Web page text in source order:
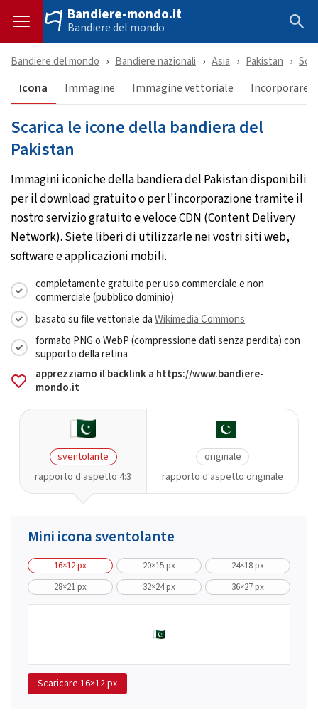
Bandiere-mondo.it
Bandiere del mondo
Bandiere del mondo Bandiere nazionali Asia Pakistan
Icona Immagine Immagine vettoriale Incorporare
Scarica le icone della bandiera del
Pakistan
Immagini iconiche della bandiera del Pakistan disponibili
per il download gratuito o per l'incorporazione tramite il
nostro servizio gratuito e veloce CDN (Content Delivery
Network). Siete liberi di utilizzarle nei vostri siti web,
software e applicazioni mobili.
completamente gratuito per uso commerciale e non
commerciale (pubblico dominio)
basato su file vettoriale daWikimedia Commons
formato PNG o WebP (compressione dati senza perdita) con
supporto della retina
apprezziamo il backlink a https://www.bandiere-
mondo.it
sventolante
rapporto d'aspetto 4:3
originale
rapporto d'aspetto originale
Mini icona sventolante
16×12 px 20×15 px
24×18 px
28×21 px
32×24 px 36×27 px
Scaricare 16×12 px